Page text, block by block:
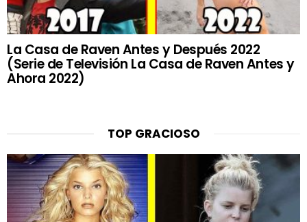
La Casa de Raven Antes y Después 2022
(Serie de Televisión La Casa de Raven Antes y
Ahora 2022)
TOP GRACIOSO